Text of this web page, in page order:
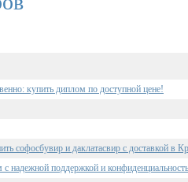
купить диплом по доступной цене!
софосбувир и даклатасвир с доставкой в
надежной поддержкой и